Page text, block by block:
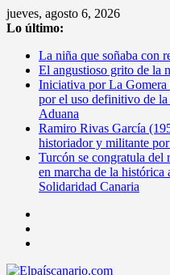
Saltar
al
jueves, agosto 6, 2026
Lo último:
La niña que soñaba con
El angustioso grito de la
Iniciativa por La
por el uso definitivo de la
Aduana
Ramiro Rivas García
historiador y militante
Turcón se congratula del
en marcha de la histórica
Solidaridad Canaria